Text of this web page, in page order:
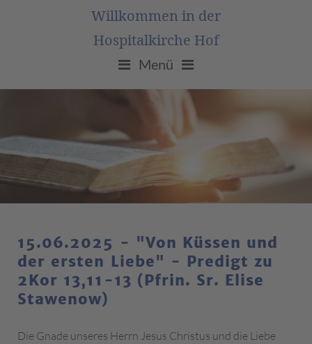
Willkommen in der
Hospitalkirche Hof
Menü
15.06.2025 - "Von Küssen und
der ersten Liebe" - Predigt zu
2Kor 13,11-13 (Pfrin. Sr. Elise
Stawenow)
Die Gnade unseres Herrn Jesus Christus und die Liebe